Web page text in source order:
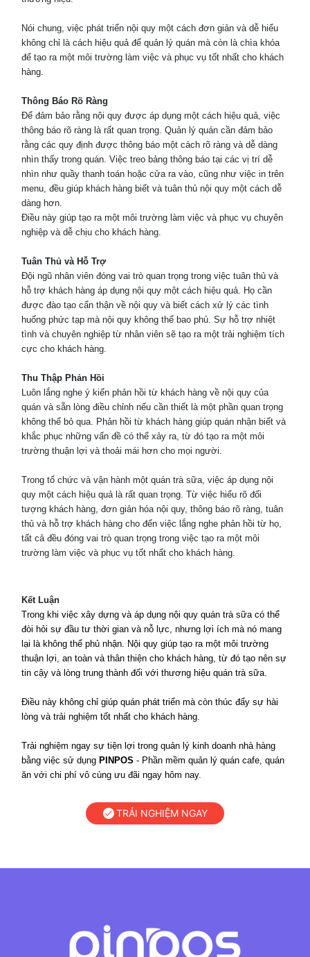
Nói chung, việc phát triển nội quy một cách đơn giản và dễ hiểu
không chỉ là cách hiệu quả để quản lý quán mà còn là chìa khóa
để tạo ra một môi trường làm việc và phục vụ tốt nhất cho khách
hàng.
Thông Báo Rõ Ràng
Để đảm bảo rằng nội quy được áp dụng một cách hiệu quả, việc
thông báo rõ ràng là rất quan trọng. Quản lý quán cần đảm bảo
rằng các quy định được thông báo một cách rõ ràng và dễ dàng
nhìn thấy trong quán. Việc treo bảng thông báo tại các vị trí dễ
nhìn như quầy thanh toán hoặc cửa ra vào, cũng như việc in trên
menu, đều giúp khách hàng biết và tuân thủ nội quy một cách dễ
dàng hơn.
Điều này giúp tạo ra một môi trường làm việc và phục vụ chuyên
nghiệp và dễ chịu cho khách hàng.
Tuân Thủ và Hỗ Trợ
Đội ngũ nhân viên đóng vai trò quan trọng trong việc tuân thủ và
hỗ trợ khách hàng áp dụng nội quy một cách hiệu quả. Họ cần
được đào tạo cẩn thận về nội quy và biết cách xử lý các tình
huống phức tạp mà nội quy không thể bao phủ. Sự hỗ trợ nhiệt
tình và chuyên nghiệp từ nhân viên sẽ tạo ra một trải nghiệm tích
cực cho khách hàng.
Thu Thập Phản Hồi
Luôn lắng nghe ý kiến phản hồi từ khách hàng về nội quy của
quán và sẵn lòng điều chỉnh nếu cần thiết là một phần quan trọng
không thể bỏ qua. Phản hồi từ khách hàng giúp quán nhận biết và
khắc phục những vấn đề có thể xảy ra, từ đó tạo ra một môi
trường thuận lợi và thoải mái hơn cho mọi người.
Trong tổ chức và vận hành một quán trà sữa, việc áp dụng nội
quy một cách hiệu quả là rất quan trọng. Từ việc hiểu rõ đối
tượng khách hàng, đơn giản hóa nội quy, thông báo rõ ràng, tuân
thủ và hỗ trợ khách hàng cho đến việc lắng nghe phản hồi từ họ,
tất cả đều đóng vai trò quan trọng trong việc tạo ra một môi
trường làm việc và phục vụ tốt nhất cho khách hàng.
Kết Luận
Trong khi việc xây dựng và áp dụng nội quy quán trà sữa có thể
đòi hỏi sự đầu tư thời gian và nỗ lực, nhưng lợi ích mà nó mang
lại là không thể phủ nhận. Nội quy giúp tạo ra một môi trường
thuận lợi, an toàn và thân thiện cho khách hàng, từ đó tạo nên sự
tin cậy và lòng trung thành đối với thương hiệu quán trà sữa.
Điều này không chỉ giúp quán phát triển mà còn thúc đẩy sự hài
lòng và trải nghiệm tốt nhất cho khách hàng.
Trải nghiệm ngay sự tiện lợi trong quản lý kinh doanh nhà hàng
bằng việc sử dụng PINPOS - Phần mềm quản lý quán cafe, quán
ăn với chi phí vô cùng ưu đãi ngay hôm nay.
TRẢI NGHIỆM NGAY